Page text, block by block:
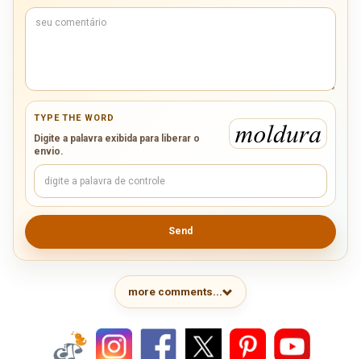
TYPE THE WORD
Digite a palavra exibida para liberar o
envio.
Send
more comments...